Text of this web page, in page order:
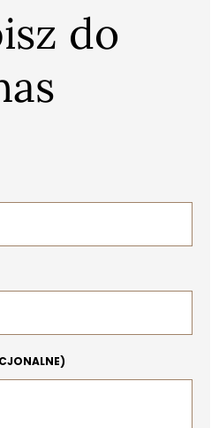
do